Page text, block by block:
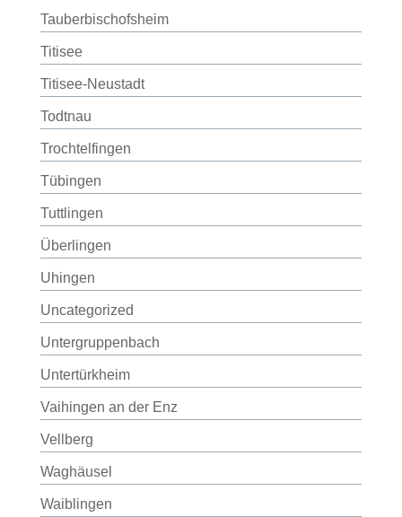
Tauberbischofsheim
Titisee
Titisee-Neustadt
Todtnau
Trochtelfingen
Tübingen
Tuttlingen
Überlingen
Uhingen
Uncategorized
Untergruppenbach
Untertürkheim
Vaihingen an der Enz
Vellberg
Waghäusel
Waiblingen